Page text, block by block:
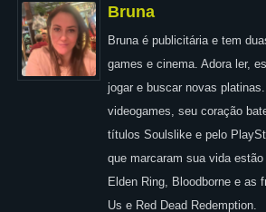
Bruna
Bruna é publicitária e tem
games e cinema. Adora ler,
jogar e buscar novas
videogames, seu coração
títulos Soulslike e pelo
que marcaram sua vida estão
Elden Ring, Bloodborne e as
Us e Red Dead Redemption.